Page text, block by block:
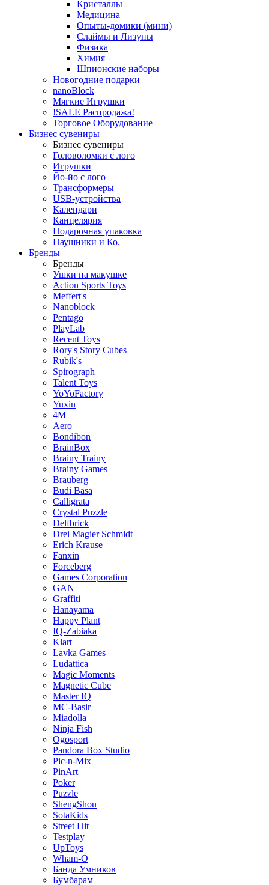
Кристаллы
Медицина
Опыты-домики (мини)
Слаймы и Лизуны
Физика
Химия
Шпионские наборы
Новогодние подарки
nanoBlock
Мягкие Игрушки
!SALE Распродажа!
Торговое Оборудование
Бизнес сувениры
Бизнес сувениры
Головоломки с лого
Игрушки
Йо-йо с лого
Трансформеры
USB-устройства
Календари
Канцелярия
Подарочная упаковка
Наушники и Ко.
Бренды
Бренды
Ушки на макушке
Action Sports Toys
Meffert's
Nanoblock
Pentago
PlayLab
Recent Toys
Rory's Story Cubes
Rubik's
Spirograph
Talent Toys
YoYoFactory
Yuxin
4M
Aero
Bondibon
BrainBox
Brainy Trainy
Brainy Games
Brauberg
Budi Basa
Calligrata
Crystal Puzzle
Delfbrick
Drei Magier Schmidt
Erich Krause
Fanxin
Forceberg
Games Corporation
GAN
Graffiti
Hanayama
Happy Plant
IQ-Zabiaka
Klart
Lavka Games
Ludattica
Magic Moments
Magnetic Cube
Master IQ
MC-Basir
Miadolla
Ninja Fish
Ogosport
Pandora Box Studio
Pic-n-Mix
PinArt
Poker
Puzzle
ShengShou
SotaKids
Street Hit
Testplay
UpToys
Wham-O
Банда Умников
Бумбарам